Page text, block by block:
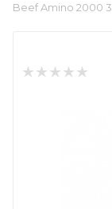
Beef Amino 2000